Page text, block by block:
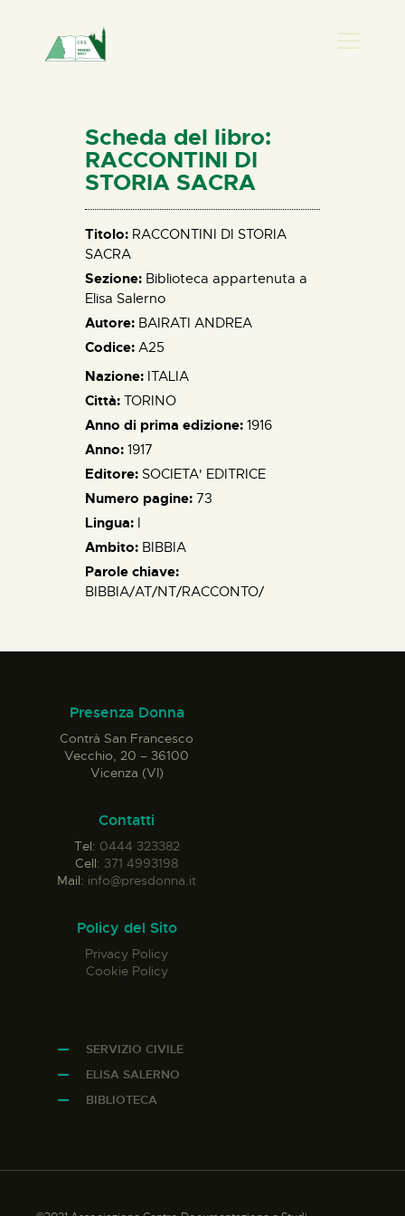
HOME
CHI SIAMO
NEWS
PERCORSI
BIBLIOTECA
ELISA SALERNO
CONTATTI
Scheda del libro:
RACCONTINI DI
STORIA SACRA
Titolo: RACCONTINI DI STORIA
SACRA
Sezione: Biblioteca appartenuta a
Elisa Salerno
Autore: BAIRATI ANDREA
Codice: A25
Nazione: ITALIA
Città: TORINO
Anno di prima edizione: 1916
Anno: 1917
Editore: SOCIETA' EDITRICE
Numero pagine: 73
Lingua: I
Ambito: BIBBIA
Parole chiave:
BIBBIA/AT/NT/RACCONTO/
Presenza Donna
Contrà San Francesco
Vecchio, 20 – 36100
Vicenza (VI)
Contatti
Tel: 0444 323382
Cell: 371 4993198
Mail: info@presdonna.it
Policy del Sito
Privacy Policy
Cookie Policy
SERVIZIO CIVILE
ELISA SALERNO
BIBLIOTECA